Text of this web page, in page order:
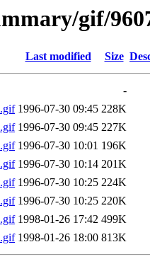
gif/
Last modified Size
-
1996-07-30 09:45 228K
1996-07-30 09:45 227K
1996-07-30 10:01 196K
1996-07-30 10:14 201K
1996-07-30 10:25 224K
1996-07-30 10:25 220K
1998-01-26 17:42 499K
1998-01-26 18:00 813K